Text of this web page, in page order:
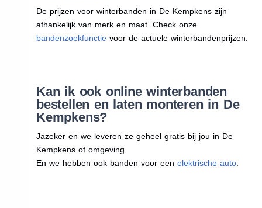
De prijzen voor winterbanden in De Kempkens zijn
afhankelijk van merk en maat. Check onze
bandenzoekfunctievoor de actuele winterbandenprijzen.
Kan ik ook online winterbanden
bestellen en laten monteren in De
Kempkens?
Jazeker en we leveren ze geheel gratis bij jou in De
Kempkens of omgeving.
En we hebben ook banden voor een elektrische auto.